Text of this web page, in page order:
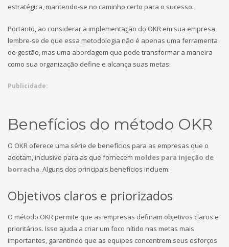
estratégica, mantendo-se no caminho certo para o sucesso.
Portanto, ao considerar a implementação do OKR em sua empresa,
lembre-se de que essa metodologia não é apenas uma ferramenta
de gestão, mas uma abordagem que pode transformar a maneira
como sua organização define e alcança suas metas.
Publicidade:
Benefícios do método OKR
O OKR oferece uma série de benefícios para as empresas que o
adotam, inclusive para as que fornecem moldes para injeção de
borracha. Alguns dos principais benefícios incluem:
Objetivos claros e priorizados
O método OKR permite que as empresas definam objetivos claros e
prioritários. Isso ajuda a criar um foco nítido nas metas mais
importantes, garantindo que as equipes concentrem seus esforços